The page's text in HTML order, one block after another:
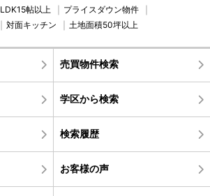
LDK15帖以上
プライスダウン物件
対面キッチン 土地面積50坪以上
売買物件検索
学区から検索
検索履歴
お客様の声